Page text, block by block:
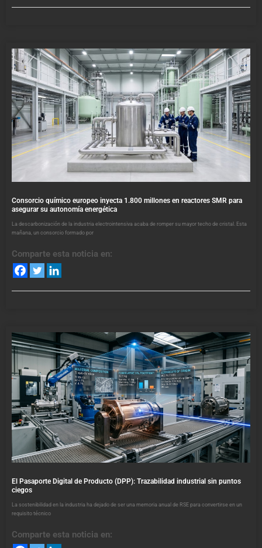
Consorcio químico europeo inyecta 1.800 millones en reactores SMR para
asegurar su autonomía energética
La descarbonización de la industria electrointensiva acaba de romper su mayor techo de cristal. Esta
mañana, un consorcio formado por
Comparte esta noticia en:
El Pasaporte Digital de Producto (DPP): Trazabilidad industrial sin puntos
ciegos
La sostenibilidad en la industria ha dejado de ser una memoria anual de RSE para convertirse en un
requisito técnico
Comparte esta noticia en: